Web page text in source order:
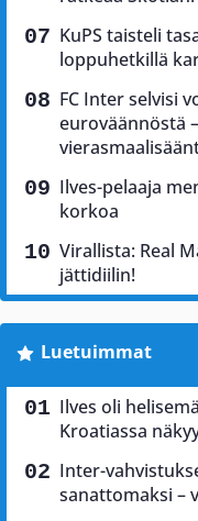
KuPS taisteli
loppuhetkillä
FC Inter selvisi
euroväännöstä
Ilves-pelaaja
korkoa
Virallista: Real
jättidiilin!
Luetuimmat
Ilves oli
Kroatiassa
Inter-
sanattomaksi –